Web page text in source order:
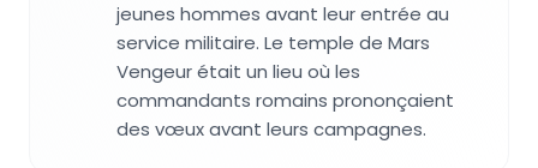
jeunes hommes avant leur entrée au
service militaire. Le temple de Mars
Vengeur était un lieu où les
commandants romains prononçaient
des vœux avant leurs campagnes.